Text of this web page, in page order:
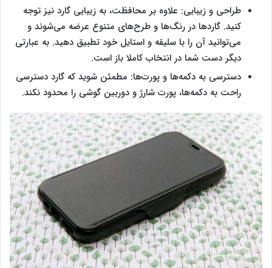
طراحی و زیبایی: علاوه بر محافظت، به زیبایی گارد نیز توجه
کنید. گاردها در رنگ‌ها و طرح‌های متنوع عرضه می‌شوند و
می‌توانید آن را با سلیقه و استایل خود تطبیق دهید. به عبارتی
دیگر دست شما در انتخاب کاملا باز است.
دسترسی به دکمه‌ها و پورت‌ها: مطمئن شوید که گارد دسترسی
راحت به دکمه‌ها، پورت شارژ و دوربین گوشی را محدود نکند.